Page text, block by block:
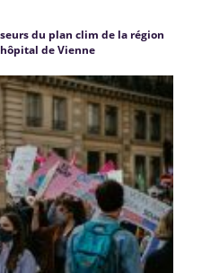
du plan clim de la région
de Vienne